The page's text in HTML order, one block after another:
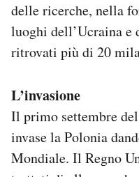
delle ricerche, nella
luoghi dell’Ucraina e
ritrovati più di 20
L’invasione
Il primo settembre
invase la Polonia
Mondiale. Il Regno